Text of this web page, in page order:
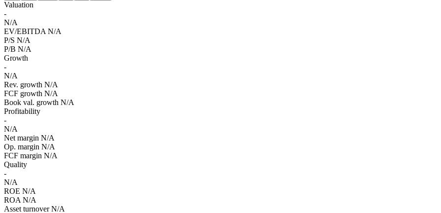
Valuation
-
N/A
EV/EBITDA N/A
P/S N/A
P/B N/A
Growth
-
N/A
Rev. growth N/A
FCF growth N/A
Book val. growth N/A
Profitability
-
N/A
Net margin N/A
Op. margin N/A
FCF margin N/A
Quality
-
N/A
ROE N/A
ROA N/A
Asset turnover N/A